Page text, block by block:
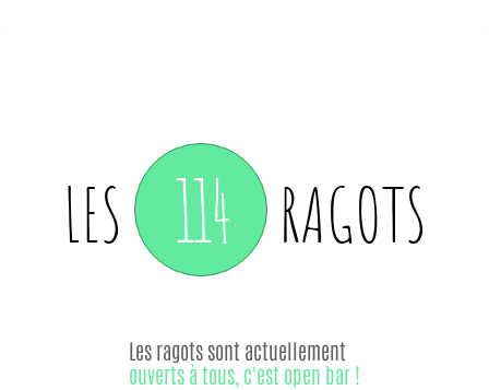
LES 114 RAGOTS
Les ragots sont actuellement
ouverts à tous, c'est open bar !